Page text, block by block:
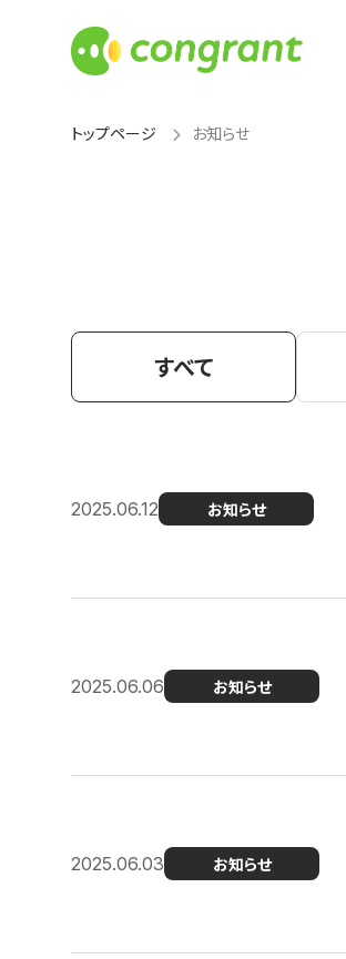
トップページ お知らせ
すべて
2025.06.12 お知らせ
2025.06.06 お知らせ
2025.06.03 お知らせ